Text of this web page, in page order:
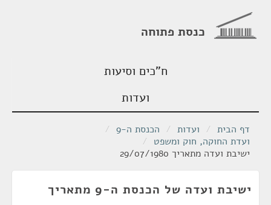
כנסת פתוחה
ח"כים וסיעות
ועדות
דף הבית / ועדות / הכנסת ה-9
/
ועדת החוקה, חוק ומשפט /
ישיבת ועדה מתאריך 29/07/1980
ישיבת ועדה של הכנסת ה-9 מתאריך